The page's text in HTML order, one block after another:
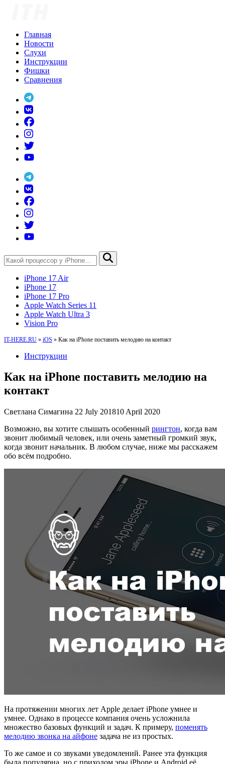
Главная
Новости
Слухи
Инструкции
Фишки
Сравнения
iPhone 17 Air
iPhone 17
iPhone 17 Pro
Apple Watch Series 11
Apple Watch Ultra 3
Vision Pro
IT-HERE.RU » iOS » Как на iPhone поставить мелодию на контакт
Инструкции
Как на iPhone поставить мелодию на
контакт
Светлана Симагина 22 July 201810 April 2020
Возможно, вы хотите слышать особенный рингтон, когда вам
звонит любимый человек, или очень заметный громкий звук,
когда звонит начальник. В любом случае, ниже мы расскажем
обо всём подробно.
На протяжении многих лет Apple делает iPhone умнее и
умнее. Однако в процессе компания очень усложнила
множество базовых функций и задач. К примеру, поменять
мелодию звонка на айфоне задача не из простых.
То же самое и со звуками уведомлений. Ранее эта функция